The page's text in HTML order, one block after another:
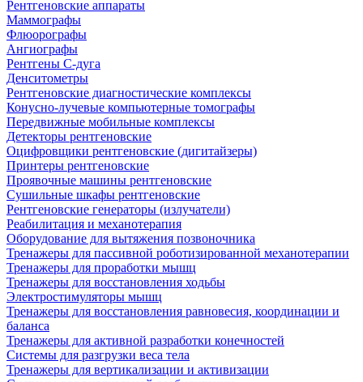
Рентгеновские аппараты
Маммографы
Флюорографы
Ангиографы
Рентгены С-дуга
Денситометры
Рентгеновские диагностические комплексы
Конусно-лучевые компьютерные томографы
Передвижные мобильные комплексы
Детекторы рентгеновские
Оцифровщики рентгеновские (дигитайзеры)
Принтеры рентгеновские
Проявочные машины рентгеновские
Сушильные шкафы рентгеновские
Рентгеновские генераторы (излучатели)
Реабилитация и механотерапия
Оборудование для вытяжения позвоночника
Тренажеры для пассивной роботизированной механотерапии
Тренажеры для проработки мышц
Тренажеры для восстановления ходьбы
Электростимуляторы мышц
Тренажеры для восстановления равновесия, координации и
баланса
Тренажеры для активной разработки конечностей
Системы для разгрузки веса тела
Тренажеры для вертикализации и активизации